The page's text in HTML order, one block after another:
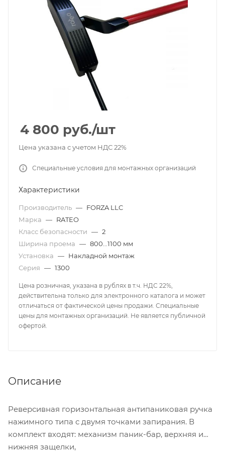
4 800 руб./шт
Цена указана с учетом НДС 22%
Специальные условия для монтажных организаций
Характеристики
Производитель — FORZA LLC
Марка — RATEO
Класс безопасности — 2
Ширина проема — 800...1100 мм
Установка — Накладной монтаж
Серия — 1300
Цена розничная, указана в рублях в т.ч. НДС 22%,
действительна только для электронного каталога и может
отличаться от фактической цены продажи. Специальные
цены для монтажных организаций. Не является публичной
офертой.
Описание
Реверсивная горизонтальная антипаниковая ручка
нажимного типа с двумя точками запирания. В
комплект входят: механизм паник-бар, верхняя и
нижняя защелки,